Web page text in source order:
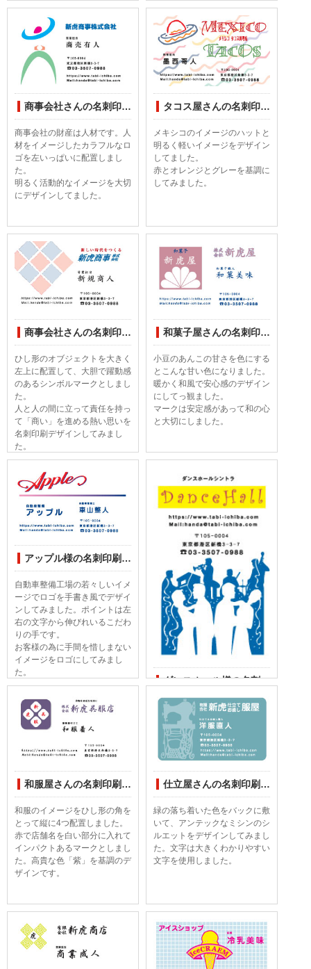
商事会社さんの名刺印刷デザインしてみました
商事会社の財産は人材です。人
材をイメージしたカラフルなロ
ゴを左いっぱいに配置しまし
た。
明るく活動的なイメージを大切
にデザインしてました。
タコス屋さんの名刺印刷デザインしてみました
メキシコのイメージのハットと
明るく軽いイメージをデザイン
してました。
赤とオレンジとグレーを基調に
してみました。
商事会社さんの名刺印刷デザインしてみました
ひし形のオブジェクトを大きく
左上に配置して、大胆で躍動感
のあるシンボルマークとしまし
た。
人と人の間に立って責任を持っ
て「商い」を進める熱い思いを
名刺印刷デザインしてみまし
た。
和菓子屋さんの名刺印刷デザインしてみまた
小豆のあんこの甘さを色にする
とこんな甘い色になりました。
暖かく和風で安心感のデザイン
にしてっ観ました。
マークは安定感があって和の心
と大切にしました。
アップル様の名刺印刷デザインしてみました
自動車整備工場の若々しいイメ
ージでロゴを手書き風でデザイ
ンしてみました。ポイントは左
右の文字から伸びれいるこだわ
りの手です。
お客様の為に手間を惜しまない
イメージをロゴにしてみまし
た。
ダンスホール様の名刺印刷デザインしてみました
バンドのシルエットに白抜きの
ダンスサーをイメージしてデザ
インしてみました。ダンスホー
ルの英文を印象的な書体を使
い、情熱の赤にバックの黄色
100％の帯に上に配置しまし
た。
和服屋さんの名刺印刷デザインしてみました
和服のイメージをひし形の角を
とって縦に4つ配置しました。
赤で店舗名を白い部分に入れて
インパクトあるマークとしまし
た。高貴な色「紫」を基調のデ
ザインです。
仕立屋さんの名刺印刷デザインしてみました
緑の落ち着いた色をバックに敷
いて、アンテックなミシンのシ
ルエットをデザインしてみまし
た。文字は大きくわかりやすい
文字を使用しました。